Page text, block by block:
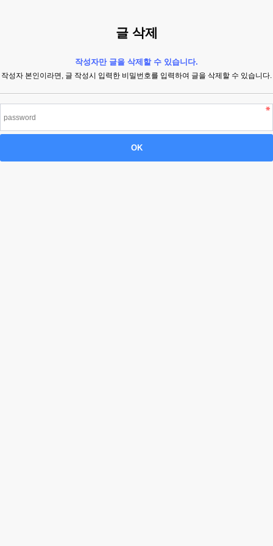
글 삭제
작성자만 글을 삭제할 수 있습니다.
작성자 본인이라면, 글 작성시 입력한 비밀번호를 입력하여 글을 삭제할 수 있습니다.